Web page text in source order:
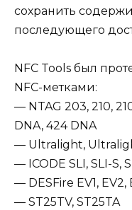
сохранить
последующего
NFC Tools был
NFC-метками:
— NTAG 203, 210,
DNA, 424 DNA
— Ultralight,
— ICODE SLI, SLI-S,
— DESFire EV1, EV2,
— ST25TV, ST25TA